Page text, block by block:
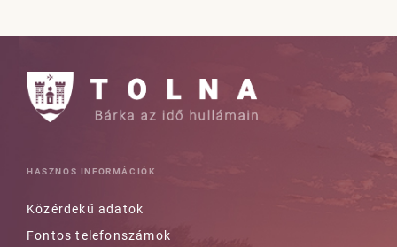
HASZNOS INFORMÁCIÓK
Közérdekű adatok
Fontos telefonszámok